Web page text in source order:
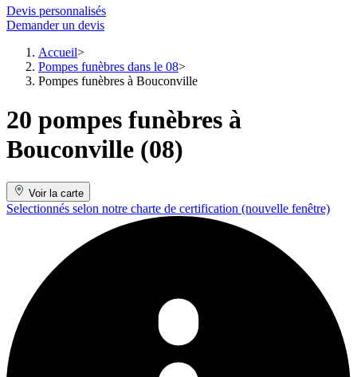
Devis personnalisés
Demander un devis
Accueil
Pompes funèbres dans le 08
Pompes funèbres à Bouconville
20 pompes funèbres à
Bouconville (08)
Voir la carte
Selectionnés selon notre charte de certification (nouvelle fenêtre)